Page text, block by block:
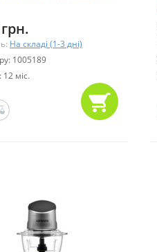
На складі (1-3 дні)
1005189
12 міс.